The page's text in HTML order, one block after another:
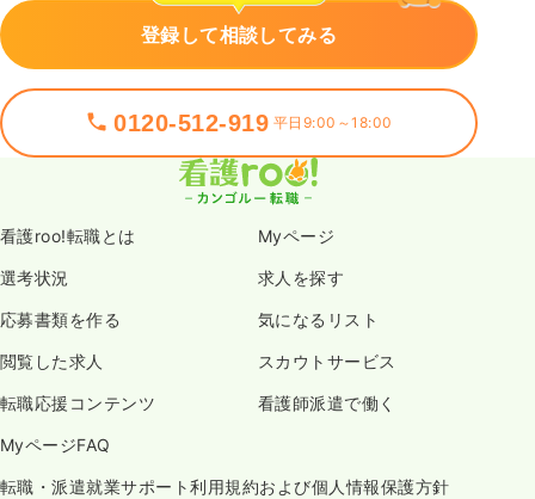
登録して相談してみる
0120-512-919 平日9:00～18:00
看護roo!転職とは Myページ
選考状況 求人を探す
応募書類を作る 気になるリスト
閲覧した求人 スカウトサービス
転職応援コンテンツ 看護師派遣で働く
MyページFAQ
転職・派遣就業サポート利用規約および個人情報保護方針